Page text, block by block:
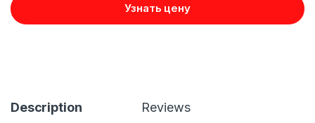
Узнать цену
Description Reviews